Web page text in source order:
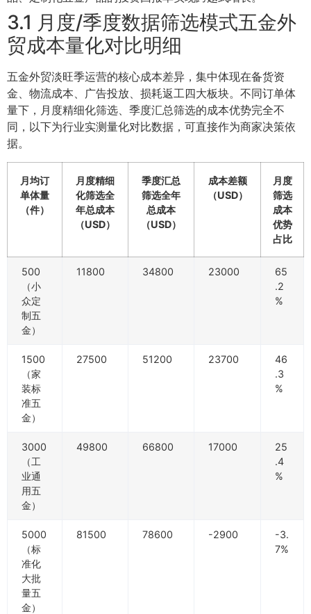
3.1 月度/季度数据筛选模式五金外
贸成本量化对比明细
五金外贸淡旺季运营的核心成本差异，集中体现在备货资
金、物流成本、广告投放、损耗返工四大板块。不同订单体
量下，月度精细化筛选、季度汇总筛选的成本优势完全不
同，以下为行业实测量化对比数据，可直接作为商家决策依
据。
月均订
单体量
（件）
月度精细
化筛选全
年总成本
（USD）
季度汇总
筛选全年
总成本
（USD）
成本差额
（USD）
月度
筛选
成本
优势
占比
500
（小
众定
制五
金）
11800 34800 23000
65
.2
%
1500
（家
装标
准五
金）
27500 51200 23700
46
.3
%
3000
（工
业通
用五
金）
49800 66800 17000
25
.4
%
5000
（标
准化
大批
量五
金）
81500 78600 -2900
-3.
7%